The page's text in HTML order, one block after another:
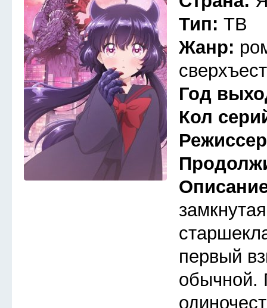
Тип: ТВ
Жанр:
Год
Кол
первый
обычной.